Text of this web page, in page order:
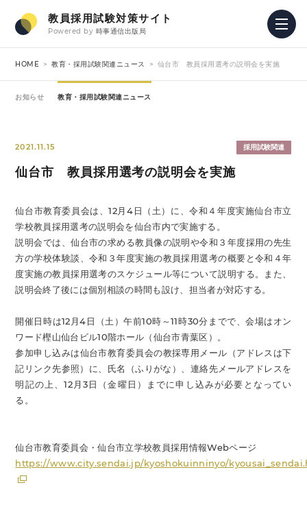
教員採用試験対策サイト
Powered by 時事通信出版局
HOME 教育・採用試験関連ニュース 仙台市 教員採用選考の説明会を実施
お知らせ 教育・採用試験関連ニュース
2021.11.15 採用試験関連
仙台市 教員採用選考の説明会を実施
仙台市教育委員会は、12月4日（土）に、令和４年度実施仙台市立
学校教員採用選考の説明会を仙台市内で実施する。
説明会では、仙台市の求める教員像の説明や令和３年度採用の先生
方の学校体験談、令和３年度実施の教員採用選考の概要と令和４年
度実施の教員採用選考のスケジュール等について説明する。また、
説明会終了後には個別相談の時間も設け、担当者が対応する。
開催日時は12月4日（土）午前10時～11時30分までで、会場はオン
ワード樫山仙台ビル10階ホール（仙台市青葉区）。
参加申し込みは仙台市教育委員会の教採専用メール（アドレスは下
記リンク先参照）に、氏名（ふりがな）、連絡先メールアドレスを
明記の上、12月3日（金曜日）までに申し込みが必要となってい
る。
仙台市教育委員会・仙台市立学校教員採用情報Webページ
https://www.city.sendai.jp/kyoshokuinninyo/